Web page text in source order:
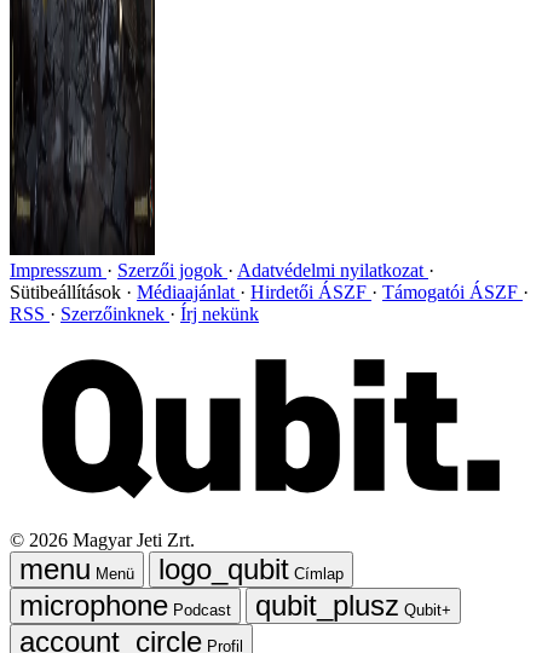
Impresszum Szerzői jogok
Adatvédelmi nyilatkozat
Sütibeállítások
Médiaajánlat Hirdetői ÁSZF
Támogatói ÁSZF
RSS
Szerzőinknek Írj nekünk
© 2026 Magyar Jeti Zrt.
Menü
Címlap
Podcast
Qubit+
Profil